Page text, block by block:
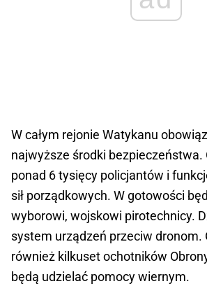
W całym rejonie Watykanu
najwyższe środki bezpieczeństwa.
ponad 6 tysięcy policjantów i
sił porządkowych. W gotowości
wyborowi, wojskowi pirotechnicy.
system urządzeń przeciw dronom.
również kilkuset ochotników
będą udzielać pomocy wiernym.